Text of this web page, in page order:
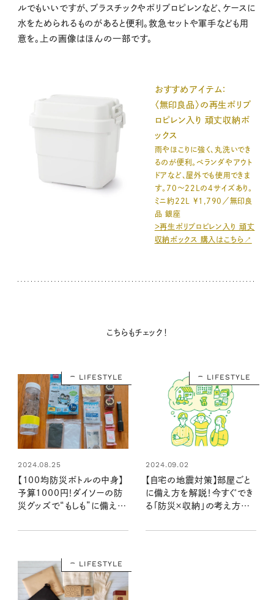
ルでもいいですが、プラスチックやポリプロピレンなど、ケースに
水をためられるものがあると便利。救急セットや軍手なども用
意を。上の画像はほんの一部です。
おすすめアイテム：
〈無印良品〉の再生ポリプ
ロピレン入り 頑丈収納ボ
ックス
雨やほこりに強く、丸洗いでき
るのが便利。ベランダやアウト
ドアなど、屋外でも使用できま
す。70～22Lの4サイズあり。
ミニ約22L ¥1,790／無印良
品 銀座
＞再生ポリプロピレン入り 頑丈
収納ボックス 購入はこちら↗
こちらもチェック！
LIFESTYLE
2024.08.25
【100均防災ボトルの中身】
予算1000円！ダイソーの防
災グッズで“もしも”に備える
100均クイーン渋谷飛鳥の
LIFESTYLE
2024.09.02
【自宅の地震対策】部屋ごと
に備え方を解説！今すぐでき
る「防災×収納」の考え方を
やすい家に
LIFESTYLE